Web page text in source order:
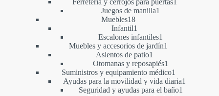
Ferretería y cerrojos para puertas1
Juegos de manilla1
Muebles1818
productos
Infantil1
producto
Escalones infantiles1
producto
Muebles y accesorios de jardín1
Asientos de patio1
producto
Otomanas y reposapiés1
producto
Suministros y equipamiento médico1
producto
Ayudas para la movilidad y vida diaria1
Seguridad y ayudas para el baño1